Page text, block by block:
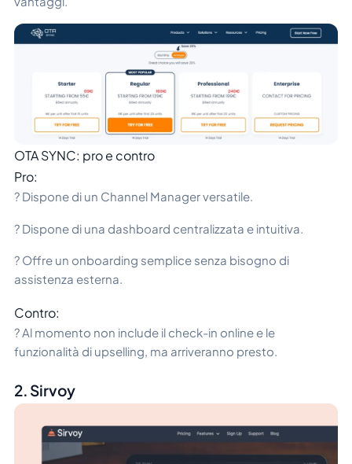
OTA SYNC: pro e contro
Pro:
? Dispone di un Channel Manager versatile.
? Dispone di una dashboard centralizzata e intuitiva.
? Offre un onboarding semplice senza bisogno di
assistenza esterna.
Contro:
? Al momento non include il check-in online e le
funzionalità di upselling, ma arriveranno presto.
2. Sirvoy